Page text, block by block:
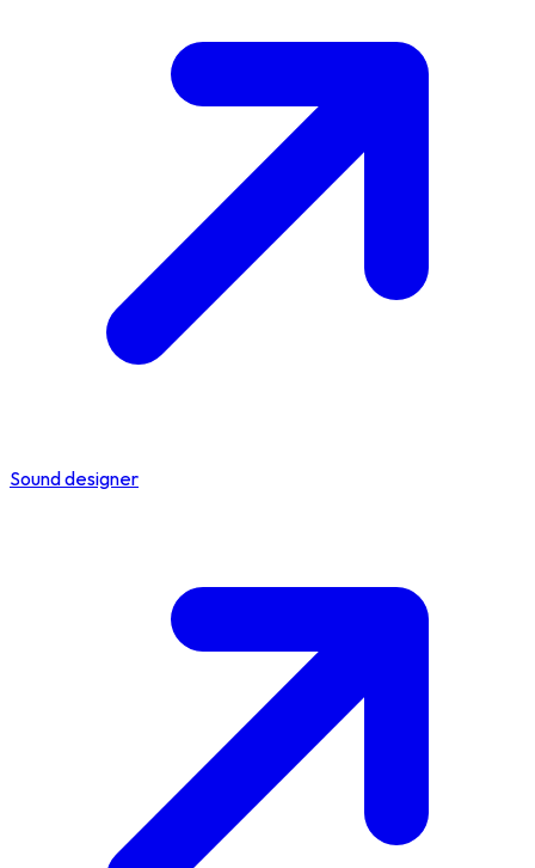
Sound designer